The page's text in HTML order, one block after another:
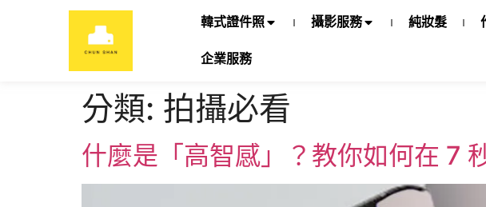
韓式證件照 攝影服務 純妝髮
企業服務
分類: 拍攝必看
什麼是「高智感」？教你如何在 7